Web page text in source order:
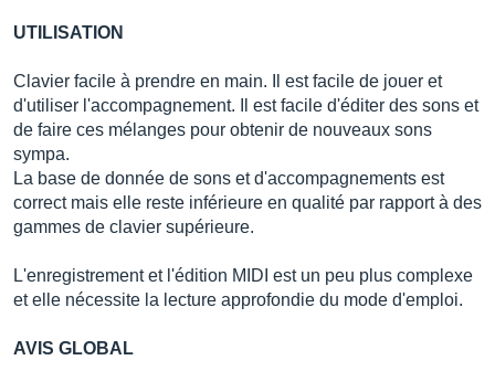
UTILISATION
Clavier facile à prendre en main. Il est facile de jouer et
d'utiliser l'accompagnement. Il est facile d'éditer des sons et
de faire ces mélanges pour obtenir de nouveaux sons
sympa.
La base de donnée de sons et d'accompagnements est
correct mais elle reste inférieure en qualité par rapport à des
gammes de clavier supérieure.
L'enregistrement et l'édition MIDI est un peu plus complexe
et elle nécessite la lecture approfondie du mode d'emploi.
AVIS GLOBAL